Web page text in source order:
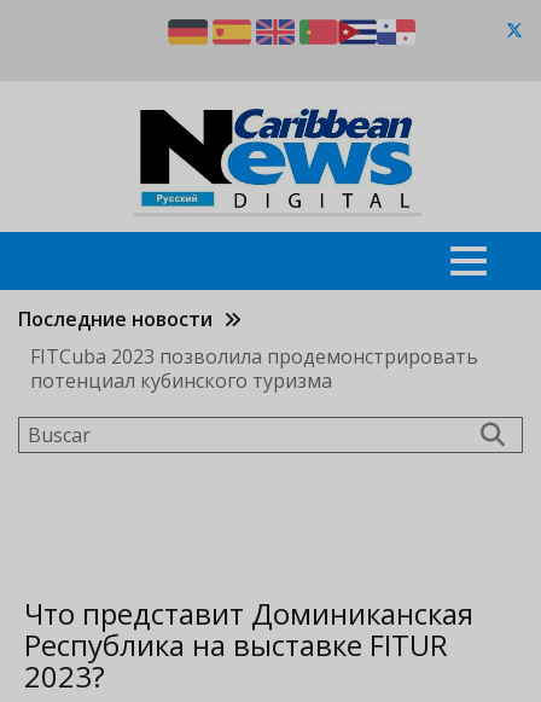
Последние новости
FITCuba 2023 позволила продемонстрировать
потенциал кубинского туризма
Buscar
Что представит Доминиканская
Республика на выставке FITUR
2023?